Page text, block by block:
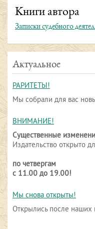
Книги автора
Записки судебного
Актуальное
РАРИТЕТЫ!
Мы собрали для вас
ВНИМАНИЕ!
Существенные
Издательство открыто
по четвергам
с 11.00 до 19.00!
Мы снова открыты!
Открылись после наших